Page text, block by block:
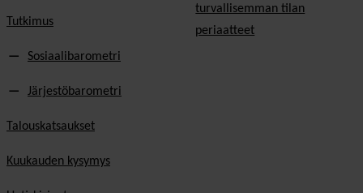
Tutkimus
Sosiaalibarometri
Järjestöbarometri
Talouskatsaukset
Kuukauden kysymys
turvallisemman tilan
periaatteet